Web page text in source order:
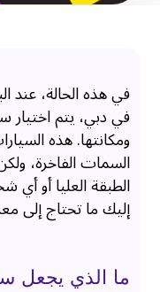
في هذه الحالة، عند
ومكانتها. هذه
السمات الفاخرة،
الطبقة العليا أو
إليك ما تحتاج إلى